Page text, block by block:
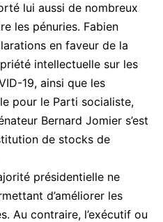
lui aussi de nombreux
les pénuries. Fabien
en faveur de la
intellectuelle sur les
19, ainsi que les
pour le Parti socialiste,
Bernard Jomier s’est
de stocks de
présidentielle ne
d’améliorer les
Au contraire, l’exécutif ou